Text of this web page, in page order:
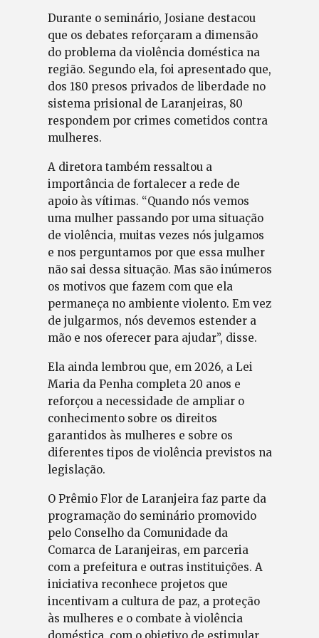
Durante o seminário, Josiane destacou
que os debates reforçaram a dimensão
do problema da violência doméstica na
região. Segundo ela, foi apresentado que,
dos 180 presos privados de liberdade no
sistema prisional de Laranjeiras, 80
respondem por crimes cometidos contra
mulheres.
A diretora também ressaltou a
importância de fortalecer a rede de
apoio às vítimas. “Quando nós vemos
uma mulher passando por uma situação
de violência, muitas vezes nós julgamos
e nos perguntamos por que essa mulher
não sai dessa situação. Mas são inúmeros
os motivos que fazem com que ela
permaneça no ambiente violento. Em vez
de julgarmos, nós devemos estender a
mão e nos oferecer para ajudar”, disse.
Ela ainda lembrou que, em 2026, a Lei
Maria da Penha completa 20 anos e
reforçou a necessidade de ampliar o
conhecimento sobre os direitos
garantidos às mulheres e sobre os
diferentes tipos de violência previstos na
legislação.
O Prêmio Flor de Laranjeira faz parte da
programação do seminário promovido
pelo Conselho da Comunidade da
Comarca de Laranjeiras, em parceria
com a prefeitura e outras instituições. A
iniciativa reconhece projetos que
incentivam a cultura de paz, a proteção
às mulheres e o combate à violência